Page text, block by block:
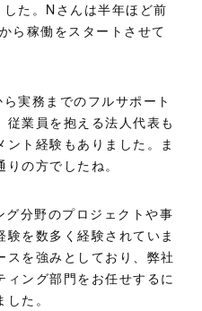
た。Nさんは半年ほど前
ら稼働をスタートさせて
実務までのフルサポート
業員を抱える法人代表も
ト経験もありました。ま
の方でしたね。
分野のプロジェクトや事
を数多く経験されていま
を強みとしており、弊社
ング部門をお任せするに
た。